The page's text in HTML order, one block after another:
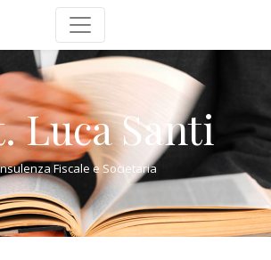
Luca Santi
Fiscale e Societaria